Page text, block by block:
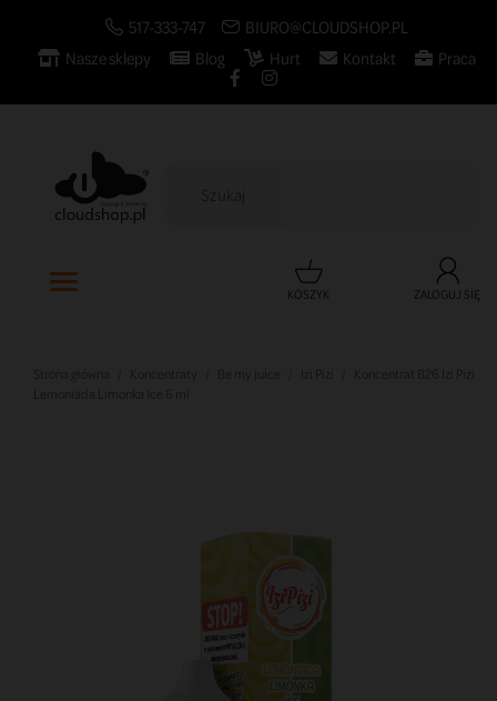
517-333-747
BIURO@CLOUDSHOP.PL
Nasze sklepy
Blog Hurt Kontakt Praca
KOSZYK ZALOGUJ SIĘ